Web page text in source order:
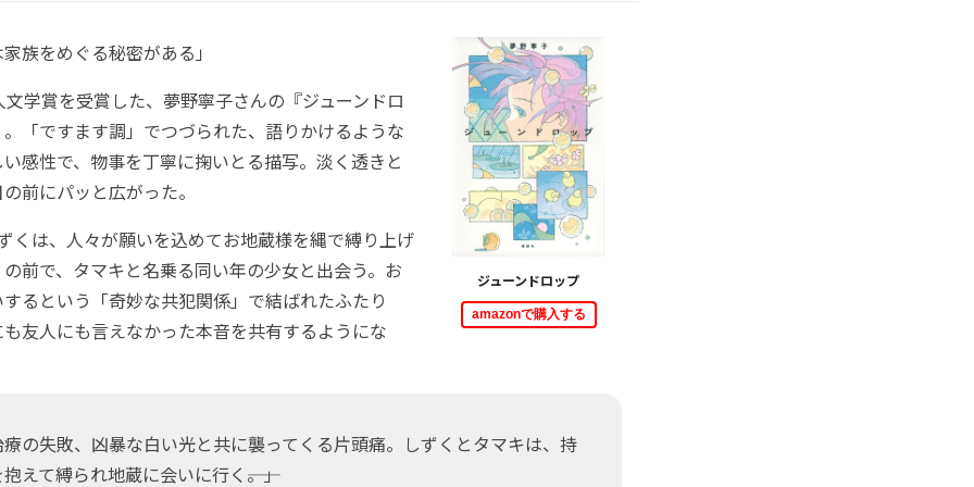
ジューンドロップ
amazonで購入する
族をめぐる秘密がある」
学賞を受賞した、夢野寧子さんの『ジューンドロ
「ですます調」でつづられた、語りかけるような
感性で、物事を丁寧に掬いとる描写。淡く透きと
前にパッと広がった。
は、人々が願いを込めてお地蔵様を縄で縛り上げ
前で、タマキと名乗る同い年の少女と出会う。お
るという「奇妙な共犯関係」で結ばれたふたり
友人にも言えなかった本音を共有するようにな
の失敗、凶暴な白い光と共に襲ってくる片頭痛。しずくとタマキは、持
えて縛られ地蔵に会いに行く――。」